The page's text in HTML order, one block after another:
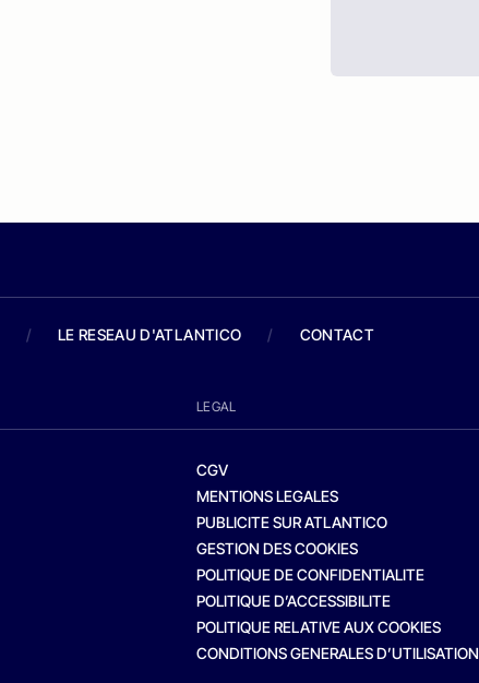
/ LE RESEAU D'ATLANTICO / CONTACT
LEGAL
CGV
MENTIONS LEGALES
PUBLICITE SUR ATLANTICO
GESTION DES COOKIES
POLITIQUE DE CONFIDENTIALITE
POLITIQUE D’ACCESSIBILITE
POLITIQUE RELATIVE AUX COOKIES
CONDITIONS GENERALES D’UTILISATION